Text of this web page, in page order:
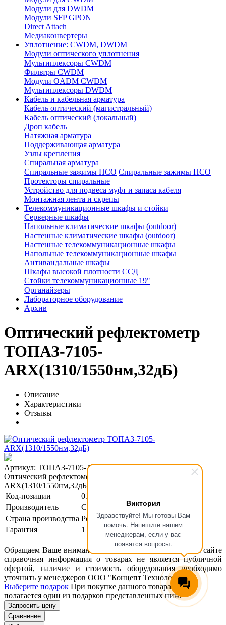
Виктория
Здравствуйте! Мы готовы Вам
помочь. Напишите нашим
менеджерам, если у вас
появятся вопросы.
Модули для DWDM
Модули SFP GPON
Direct Attach
Медиаконвертеры
Уплотнение: CWDM, DWDM
Модули оптического уплотнения
Мультиплексоры CWDM
Фильтры CWDM
Модули OADM CWDM
Мультиплексоры DWDM
Кабель и кабельная арматура
Кабель оптический (магистральный)
Кабель оптический (локальный)
Дроп кабель
Натяжная арматура
Поддерживающая арматура
Узлы крепления
Спиральная арматура
Спиральные зажимы ПСО Спиральные зажимы НСО
Протекторы спиральные
Устройство для подвеса муфт и запаса кабеля
Монтажная лента и скрепы
Телекоммуникационные шкафы и стойки
Серверные шкафы
Напольные климатические шкафы (outdoor)
Настенные климатические шкафы (outdoor)
Настенные телекоммуникационные шкафы
Напольные телекоммуникационные шкафы
Антивандальные шкафы
Шкафы высокой плотности ССД
Стойки телекоммуникационные 19"
Органайзеры
Лабораторное оборудование
Архив
Оптический рефлектометр
ТОПАЗ-7105-
ARX(1310/1550нм,32дБ)
Описание
Характеристики
Отзывы
Артикул: ТОПАЗ-7105-ARX
Оптический рефлектометр ТОПАЗ-7105-
ARX(1310/1550нм,32дБ)
Код-позиции
01-00124789
Производитель
Связь Сервис
Страна производства Россия
Гарантия
1 год
Обращаем Ваше внимание, что размещенная на данном сайте
справочная информация о товарах не является публичной
офертой, наличие и стоимость оборудования необходимо
уточнить у менеджеров ООО "Концепт Технологии".
Выберите подарок При покупке данного товара вам
полагается один из подарков представленных ниже
Запросить цену
Сравнение